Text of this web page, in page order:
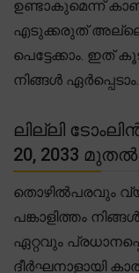
ഉണ്ടാകുമെന്ന്
എടുക്കരുത്
പെട്ടേക്കാം. ഇത്
നിങ്ങൾ ഏർപ്പെടാം.
ലില്ലി
20, 2033 മുതൽ
തൊഴിൽപരവും
പങ്കാളിത്തം
ഏറ്റവും
ദീർഘനാളായി